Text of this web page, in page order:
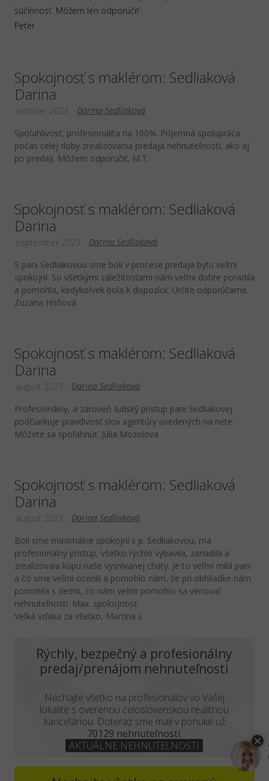
súčinnosť. Môžem len odporučiť
Peter
Spokojnosť s maklérom: Sedliaková
Darina
Darina Sedliaková
október 2023
Spoľahlivosť, profesionalita na 100%. Príjemná spolupráca
počas celej doby zrealizovania predaja nehnuteľnosti, ako aj
po predaji. Môžem odporučiť, M.T.
Spokojnosť s maklérom: Sedliaková
Darina
Darina Sedliaková
september 2023
S pani Sedliakovou sme boli v procese predaja bytu veľmi
spokojní. So všetkými záležitosťami nám veľmi dobre poradila
a pomohla, kedykoľvek bola k dispozícii. Určite odporúčame.
Zuzana Hriňová
Spokojnosť s maklérom: Sedliaková
Darina
Darina Sedliaková
august 2023
Profesionálny, a zároveň ľudský prístup pani Sedliakovej
podčiarkuje pravdivosť slov agentúry uvedených na nete.
Môžete sa spoľahnúť. Júlia Mozolova
Spokojnosť s maklérom: Sedliaková
Darina
Darina Sedliaková
august 2023
Boli sme maximálne spokojní s p. Sedliakovou, má
profesionálny prístup, všetko rýchlo vybavila, zariadila a
zrealizovala kúpu naše vysnívanej chaty. Je to veľmi milá pani
a čo sme veľmi ocenili a pomohlo nám, že pri obhliadke nám
pomohla s deťmi, čo nám veľmi pomohlo sa venovať
nehnuteľnosti. Max. spokojnosť.
Veľká vďaka za všetko, Martina L
Rýchly, bezpečný a profesionálny
predaj/prenájom nehnuteľnosti
Nechajte všetko na profesionálov vo Vašej
lokalite s overenou celoslovenskou realitnou
kanceláriou. Doteraz sme mali v ponuke už
70129 nehnuteľností.
AKTUÁLNE NEHNUTEĽNOSTI